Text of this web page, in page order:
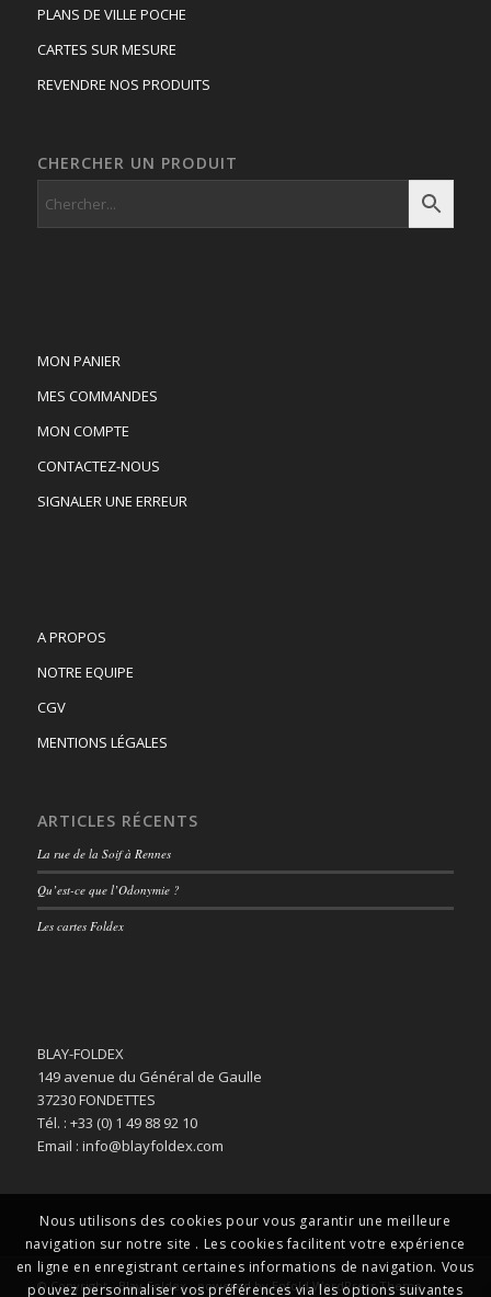
PLANS DE VILLE POCHE
CARTES SUR MESURE
REVENDRE NOS PRODUITS
CHERCHER UN PRODUIT
MON PANIER
MES COMMANDES
MON COMPTE
CONTACTEZ-NOUS
SIGNALER UNE ERREUR
A PROPOS
NOTRE EQUIPE
CGV
MENTIONS LÉGALES
ARTICLES RÉCENTS
La rue de la Soif à Rennes
Qu’est-ce que l’Odonymie ?
Les cartes Foldex
BLAY-FOLDEX
149 avenue du Général de Gaulle
37230 FONDETTES
Tél. : +33 (0) 1 49 88 92 10
Email : info@blayfoldex.com
© Copyright -Blay-Foldex-powered by Enfold WordPress Theme
Nous utilisons des cookies pour vous garantir une meilleure
navigation sur notre site . Les cookies facilitent votre expérience
en ligne en enregistrant certaines informations de navigation. Vous
pouvez personnaliser vos préférences via les options suivantes